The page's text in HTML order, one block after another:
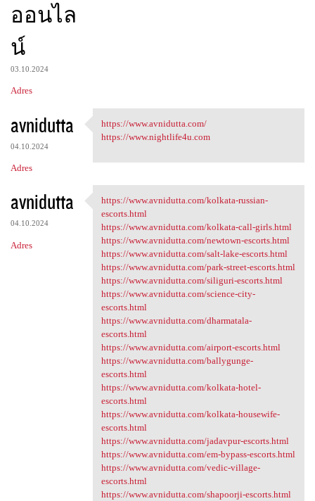
ออนไล
น์
03.10.2024
Adres
avnidutta
04.10.2024
Adres
https://www.avnidutta.com/
https://www.avnidutta.com/
https://www.nightlife4u.com
avnidutta
04.10.2024
Adres
https://www.avnidutta.com
https://www.avnidutta.com/kolkata-russian-
escorts.html
https://www.avnidutta.com/kolkata-call-girls.html
https://www.avnidutta.com/newtown-escorts.html
https://www.avnidutta.com/salt-lake-escorts.html
https://www.avnidutta.com/park-street-escorts.html
https://www.avnidutta.com/siliguri-escorts.html
https://www.avnidutta.com/science-city-
escorts.html
https://www.avnidutta.com/dharmatala-
escorts.html
https://www.avnidutta.com/airport-escorts.html
https://www.avnidutta.com/ballygunge-
escorts.html
https://www.avnidutta.com/kolkata-hotel-
escorts.html
https://www.avnidutta.com/kolkata-housewife-
escorts.html
https://www.avnidutta.com/jadavpur-escorts.html
https://www.avnidutta.com/em-bypass-escorts.html
https://www.avnidutta.com/vedic-village-
escorts.html
https://www.avnidutta.com/shapoorji-escorts.html